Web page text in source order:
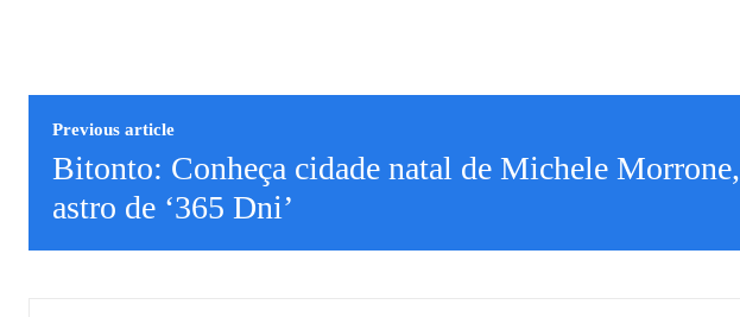
Previous article
Bitonto: Conheça cidade natal de Michele Morrone,
astro de ‘365 Dni’